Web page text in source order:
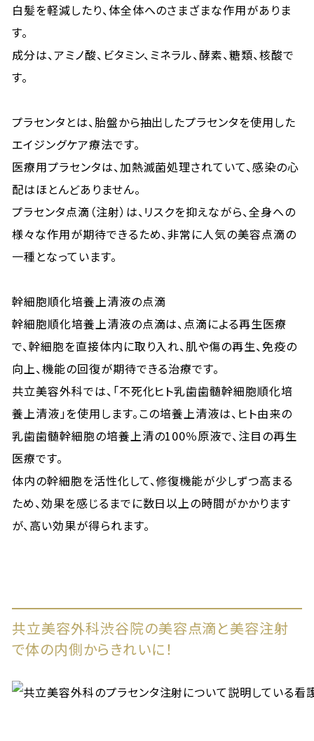
白髪を軽減したり、体全体へのさまざまな作用がありま
す。
成分は、アミノ酸、ビタミン、ミネラル、酵素、糖類、核酸で
す。
プラセンタとは、胎盤から抽出したプラセンタを使用した
エイジングケア療法です。
医療用プラセンタは、加熱滅菌処理されていて、感染の心
配はほとんどありません。
プラセンタ点滴（注射）は、リスクを抑えながら、全身への
様々な作用が期待できるため、非常に人気の美容点滴の
一種となっています。
幹細胞順化培養上清液の点滴
幹細胞順化培養上清液の点滴は、点滴による再生医療
で、幹細胞を直接体内に取り入れ、肌や傷の再生、免疫の
向上、機能の回復が期待できる治療です。
共立美容外科では、「不死化ヒト乳歯歯髄幹細胞順化培
養上清液」を使用します。この培養上清液は、ヒト由来の
乳歯歯髄幹細胞の培養上清の100％原液で、注目の再生
医療です。
体内の幹細胞を活性化して、修復機能が少しずつ高まる
ため、効果を感じるまでに数日以上の時間がかかります
が、高い効果が得られます。
共立美容外科渋谷院の美容点滴と美容注射
で体の内側からきれいに！